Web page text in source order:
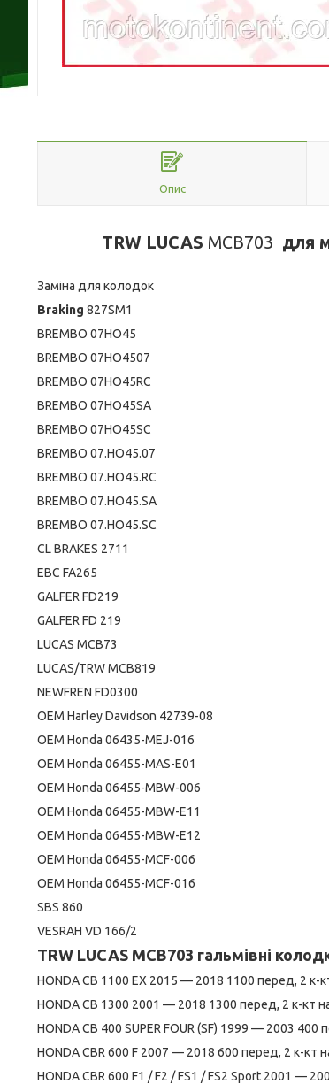
Опис
TRW LUCAS MCB703 для
Заміна для колодок
Braking 827SM1
BREMBO 07HO45
BREMBO 07HO4507
BREMBO 07HO45RC
BREMBO 07HO45SA
BREMBO 07HO45SC
BREMBO 07.HO45.07
BREMBO 07.HO45.RC
BREMBO 07.HO45.SA
BREMBO 07.HO45.SC
CL BRAKES 2711
EBC FA265
GALFER FD219
GALFER FD 219
LUCAS MCB73
LUCAS/TRW MCB819
NEWFREN FD0300
OEM Harley Davidson 42739-08
OEM Honda 06435-MEJ-016
OEM Honda 06455-MAS-E01
OEM Honda 06455-MBW-006
OEM Honda 06455-MBW-E11
OEM Honda 06455-MBW-E12
OEM Honda 06455-MCF-006
OEM Honda 06455-MCF-016
SBS 860
VESRAH VD 166/2
TRW LUCAS MCB703 гальмівні
HONDA CB 1100 EX 2015 — 2018 1100 перед, 2 к-
HONDA CB 1300 2001 — 2018 1300 перед, 2 к-кт
HONDA CB 400 SUPER FOUR (SF) 1999 — 2003 400
HONDA CBR 600 F 2007 — 2018 600 перед, 2 к-кт
HONDA CBR 600 F1 / F2 / FS1 / FS2 Sport 2001 —